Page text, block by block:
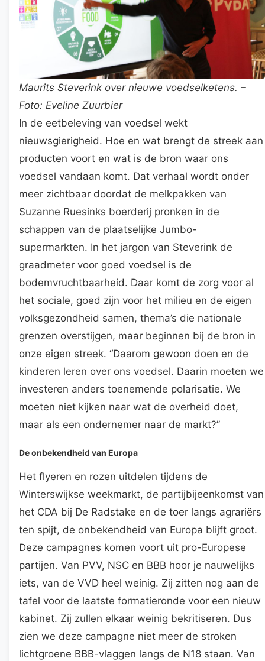
Maurits Steverink over nieuwe voedselketens. –
Foto: Eveline Zuurbier
In de eetbeleving van voedsel wekt
nieuwsgierigheid. Hoe en wat brengt de streek aan
producten voort en wat is de bron waar ons
voedsel vandaan komt. Dat verhaal wordt onder
meer zichtbaar doordat de melkpakken van
Suzanne Ruesinks boerderij pronken in de
schappen van de plaatselijke Jumbo-
supermarkten. In het jargon van Steverink de
graadmeter voor goed voedsel is de
bodemvruchtbaarheid. Daar komt de zorg voor al
het sociale, goed zijn voor het milieu en de eigen
volksgezondheid samen, thema’s die nationale
grenzen overstijgen, maar beginnen bij de bron in
onze eigen streek. “Daarom gewoon doen en de
kinderen leren over ons voedsel. Daarin moeten we
investeren anders toenemende polarisatie. We
moeten niet kijken naar wat de overheid doet,
maar als een ondernemer naar de markt?”
De onbekendheid van Europa
Het flyeren en rozen uitdelen tijdens de
Winterswijkse weekmarkt, de partijbijeenkomst van
het CDA bij De Radstake en de toer langs agrariërs
ten spijt, de onbekendheid van Europa blijft groot.
Deze campagnes komen voort uit pro-Europese
partijen. Van PVV, NSC en BBB hoor je nauwelijks
iets, van de VVD heel weinig. Zij zitten nog aan de
tafel voor de laatste formatieronde voor een nieuw
kabinet. Zij zullen elkaar weinig bekritiseren. Dus
zien we deze campagne niet meer de stroken
lichtgroene BBB-vlaggen langs de N18 staan. Van